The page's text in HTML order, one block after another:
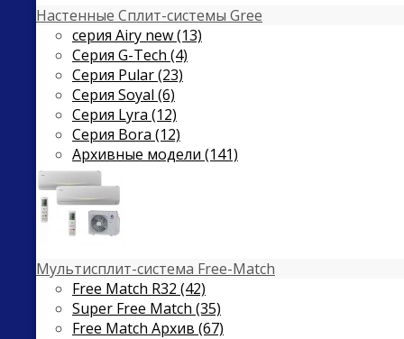
Настенные Сплит-системы Gree
серия Airy new (13)
Серия G-Tech (4)
Серия Pular (23)
Cерия Soyal (6)
Серия Lyra (12)
Серия Bora (12)
Архивные модели (141)
Мультисплит-система Free-Match
Free Match R32 (42)
Super Free Match (35)
Free Match Архив (67)